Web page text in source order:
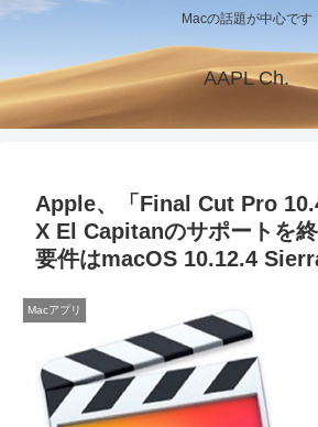
Macの話題が中心です
AAPL Ch.
Apple、「Final Cut Pro
X El Capitanのサポートを
要件はmacOS 10.12.4
Macアプリ